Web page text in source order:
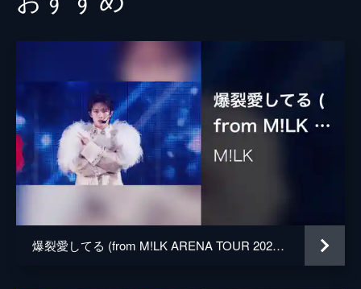
爆裂愛してる (from M!LK ARENA TOUR 2025-2026「SMILE POP!」 LIVE at 国立代々木競技場 第一体育館 2026.02.11)